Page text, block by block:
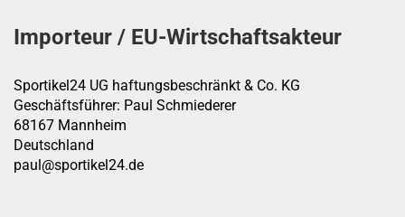
Importeur / EU-Wirtschaftsakteur
Sportikel24 UG haftungsbeschränkt & Co. KG
Geschäftsführer: Paul Schmiederer
68167 Mannheim
Deutschland
paul@sportikel24.de